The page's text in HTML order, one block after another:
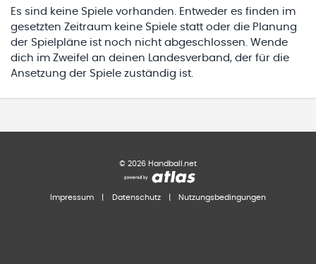
Es sind keine Spiele vorhanden. Entweder es finden im
gesetzten Zeitraum keine Spiele statt oder die Planung
der Spielpläne ist noch nicht abgeschlossen. Wende
dich im Zweifel an deinen Landesverband, der für die
Ansetzung der Spiele zuständig ist.
© 2026 Handball.net
Impressum Datenschutz Nutzungsbedingungen